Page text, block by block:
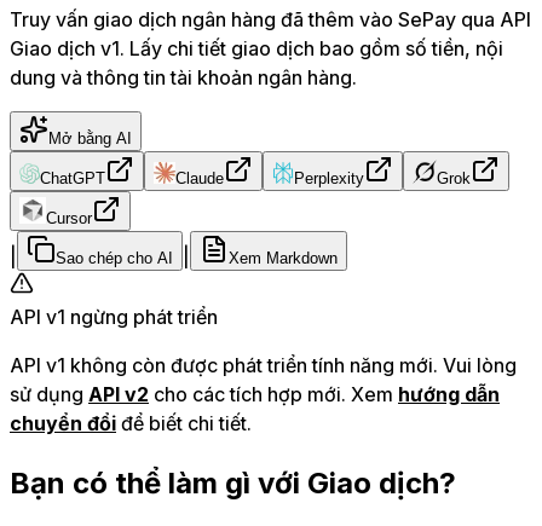
Truy vấn giao dịch ngân hàng đã thêm vào SePay qua API
Giao dịch v1. Lấy chi tiết giao dịch bao gồm số tiền, nội
dung và thông tin tài khoản ngân hàng.
Mở bằng AI
ChatGPT Claude Perplexity Grok
Cursor
Sao chép cho AI Xem Markdown
API v1 ngừng phát triển
API v1 không còn được phát triển tính năng mới. Vui lòng
sử dụng API v2 cho các tích hợp mới. Xem hướng dẫn
chuyển đổi để biết chi tiết.
Bạn có thể làm gì với Giao dịch?